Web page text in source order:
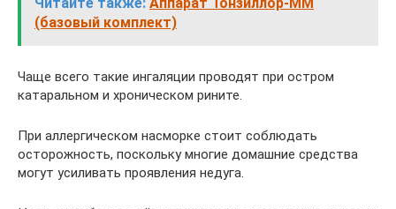
(базовый комплект)
Чаще всего такие ингаляции проводят при остром
катаральном и хроническом рините.
При аллергическом насморке стоит соблюдать
осторожность, поскольку многие домашние средства
могут усиливать проявления недуга.